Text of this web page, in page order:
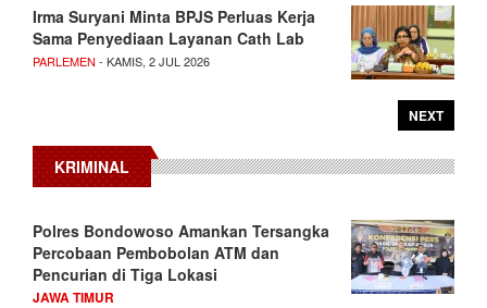
Irma Suryani Minta BPJS Perluas Kerja
Sama Penyediaan Layanan Cath Lab
PARLEMEN - KAMIS, 2 JUL 2026
NEXT
KRIMINAL
Polres Bondowoso Amankan Tersangka
Percobaan Pembobolan ATM dan
Pencurian di Tiga Lokasi
JAWA TIMUR